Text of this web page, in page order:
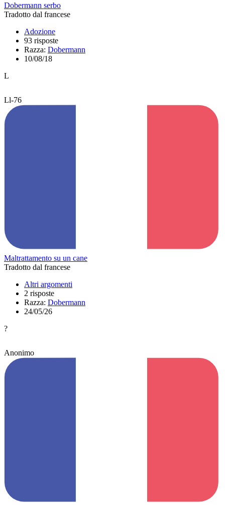
Dobermann serbo
Tradotto dal francese
Adozione
93 risposte
Razza: Dobermann
10/08/18
L
Ll-76
Maltrattamento su un cane
Tradotto dal francese
Altri argomenti
2 risposte
Razza: Dobermann
24/05/26
?
Anonimo